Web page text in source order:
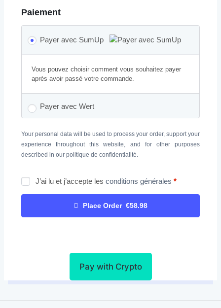
Paiement
Payer avec SumUp
Vous pouvez choisir comment vous souhaitez payer
après avoir passé votre commande.
Payer avec Wert
Your personal data will be used to process your order, support your
experience throughout this website, and for other purposes
described in our politique de confidentialité
J’ai lu et j’accepte les conditions générales *
Place Order €58.98
Pay with Crypto